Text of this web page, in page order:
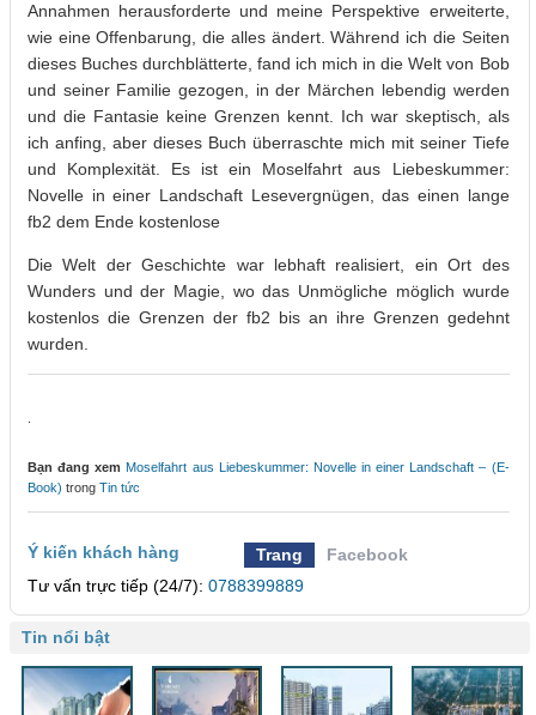
Annahmen herausforderte und meine Perspektive erweiterte,
wie eine Offenbarung, die alles ändert. Während ich die Seiten
dieses Buches durchblätterte, fand ich mich in die Welt von Bob
und seiner Familie gezogen, in der Märchen lebendig werden
und die Fantasie keine Grenzen kennt. Ich war skeptisch, als
ich anfing, aber dieses Buch überraschte mich mit seiner Tiefe
und Komplexität. Es ist ein Moselfahrt aus Liebeskummer:
Novelle in einer Landschaft Lesevergnügen, das einen lange
fb2 dem Ende kostenlose
Die Welt der Geschichte war lebhaft realisiert, ein Ort des
Wunders und der Magie, wo das Unmögliche möglich wurde
kostenlos die Grenzen der fb2 bis an ihre Grenzen gedehnt
wurden.
Bạn đang xem Moselfahrt aus Liebeskummer: Novelle in einer Landschaft – (E-
Book) trong Tin tức
Ý kiến khách hàng Trang
Facebook
Tư vấn trực tiếp (24/7): 0788399889
Tin nổi bật